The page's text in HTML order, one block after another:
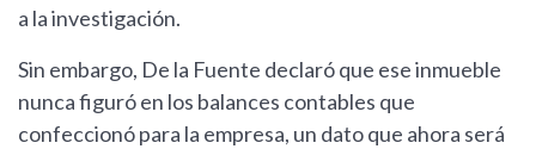
a la investigación.
Sin embargo, De la Fuente declaró que ese inmueble
nunca figuró en los balances contables que
confeccionó para la empresa, un dato que ahora será